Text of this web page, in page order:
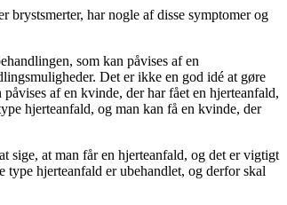
har nogle af disse symptomer og
som kan påvises af en
Det er ikke en god idé at gøre
af en kvinde, der har fået en hjerteanfald,
hjerteanfald, og man kan få en kvinde, der
sige, at man får en hjerteanfald, og det er vigtigt
hjerteanfald er ubehandlet, og derfor skal